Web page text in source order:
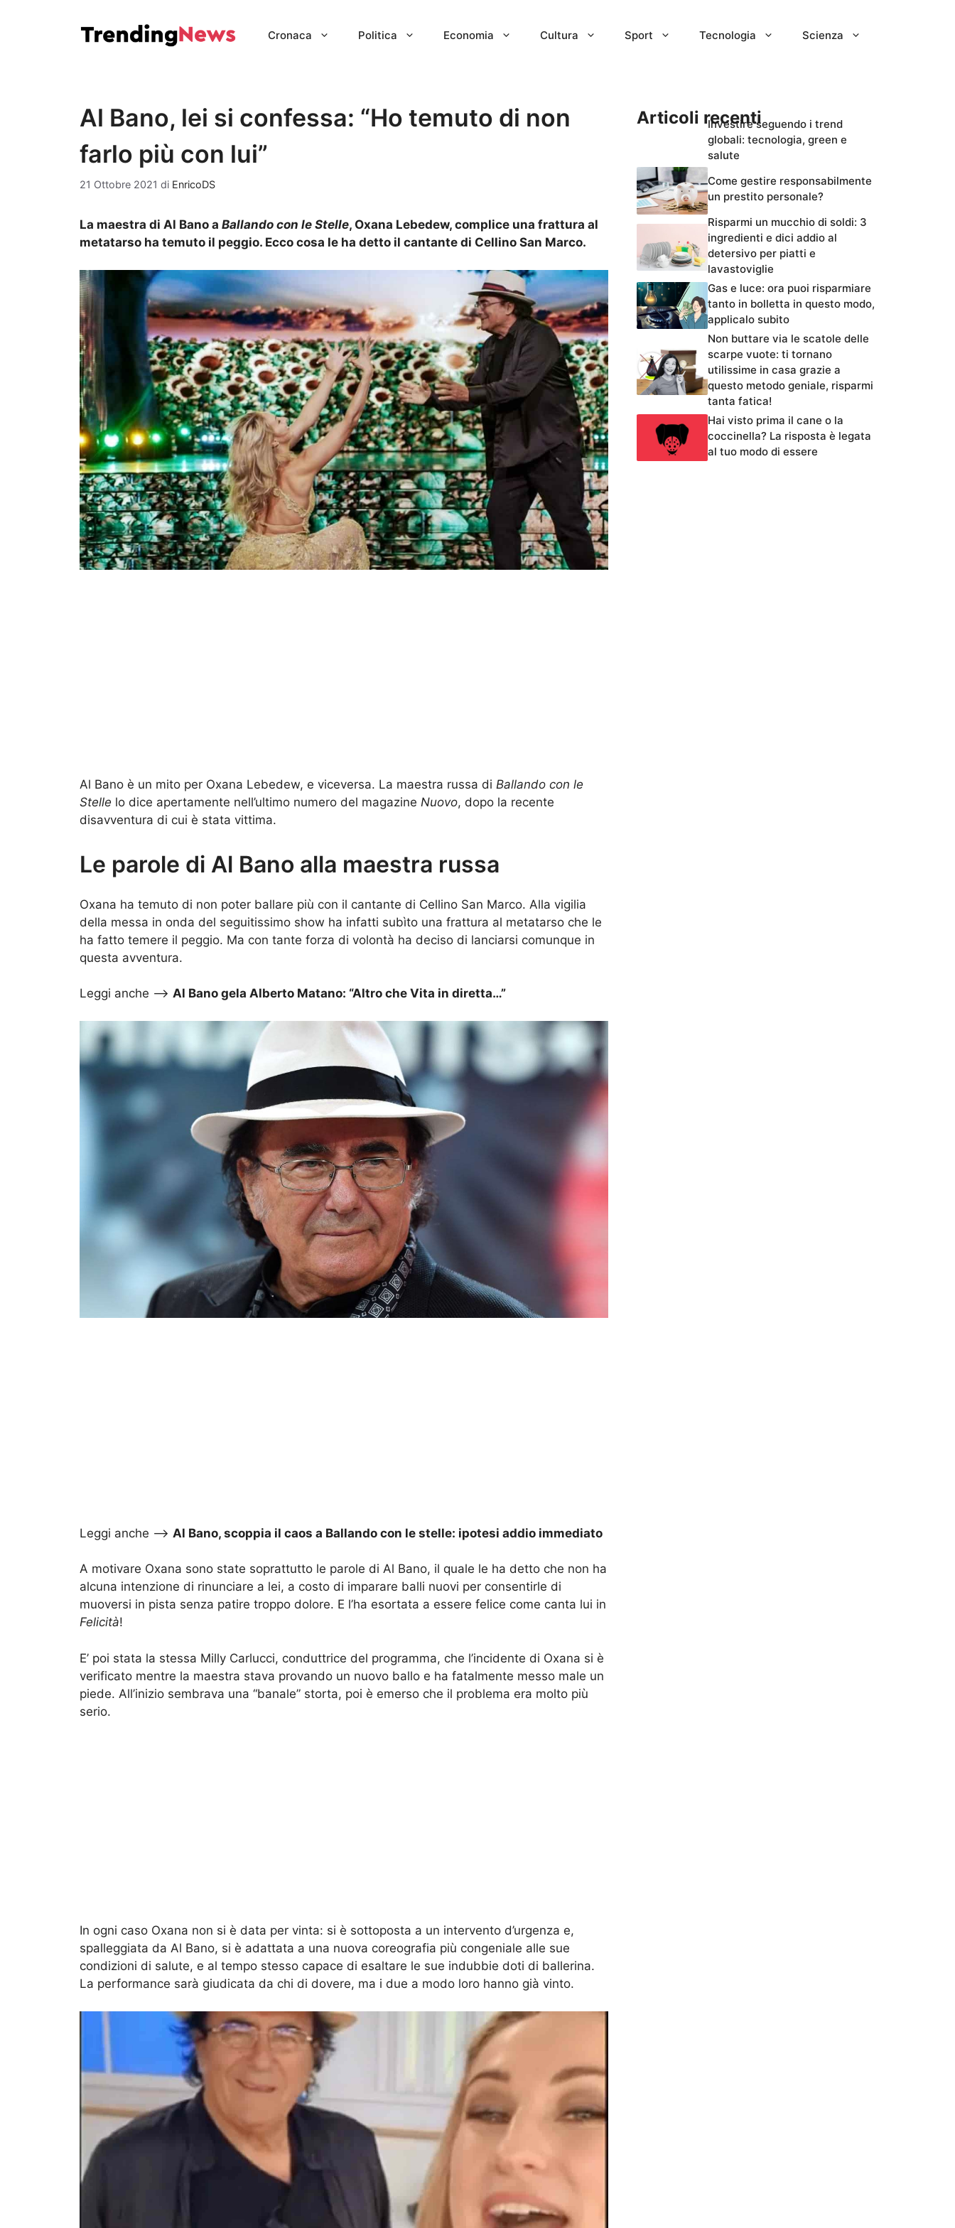
Cronaca Politica Economia Cultura Sport Tecnologia Scienza
Al Bano, lei si confessa: “Ho temuto di non
farlo più con lui”
21 Ottobre 2021 di EnricoDS
La maestra di Al Bano a Ballando con le Stelle, Oxana Lebedew, complice una frattura al
metatarso ha temuto il peggio. Ecco cosa le ha detto il cantante di Cellino San Marco.
Al Bano è un mito per Oxana Lebedew, e viceversa. La maestra russa di Ballando con le
Stelle lo dice apertamente nell’ultimo numero del magazine Nuovo, dopo la recente
disavventura di cui è stata vittima.
Le parole di Al Bano alla maestra russa
Oxana ha temuto di non poter ballare più con il cantante di Cellino San Marco. Alla vigilia
della messa in onda del seguitissimo show ha infatti subìto una frattura al metatarso che le
ha fatto temere il peggio. Ma con tante forza di volontà ha deciso di lanciarsi comunque in
questa avventura.
Leggi anche –> Al Bano gela Alberto Matano: “Altro che Vita in diretta…”
Leggi anche –> Al Bano, scoppia il caos a Ballando con le stelle: ipotesi addio immediato
A motivare Oxana sono state soprattutto le parole di Al Bano, il quale le ha detto che non ha
alcuna intenzione di rinunciare a lei, a costo di imparare balli nuovi per consentirle di
muoversi in pista senza patire troppo dolore. E l’ha esortata a essere felice come canta lui in
Felicità!
E’ poi stata la stessa Milly Carlucci, conduttrice del programma, che l’incidente di Oxana si è
verificato mentre la maestra stava provando un nuovo ballo e ha fatalmente messo male un
piede. All’inizio sembrava una “banale” storta, poi è emerso che il problema era molto più
serio.
In ogni caso Oxana non si è data per vinta: si è sottoposta a un intervento d’urgenza e,
spalleggiata da Al Bano, si è adattata a una nuova coreografia più congeniale alle sue
condizioni di salute, e al tempo stesso capace di esaltare le sue indubbie doti di ballerina.
La performance sarà giudicata da chi di dovere, ma i due a modo loro hanno già vinto.
Articoli recentiInvestire seguendo i trend
globali: tecnologia, green e
salute
Come gestire responsabilmente
un prestito personale?
Risparmi un mucchio di soldi: 3
ingredienti e dici addio al
detersivo per piatti e
lavastoviglie
Gas e luce: ora puoi risparmiare
tanto in bolletta in questo modo,
applicalo subito
Non buttare via le scatole delle
scarpe vuote: ti tornano
utilissime in casa grazie a
questo metodo geniale, risparmi
tanta fatica!
Hai visto prima il cane o la
coccinella? La risposta è legata
al tuo modo di essere